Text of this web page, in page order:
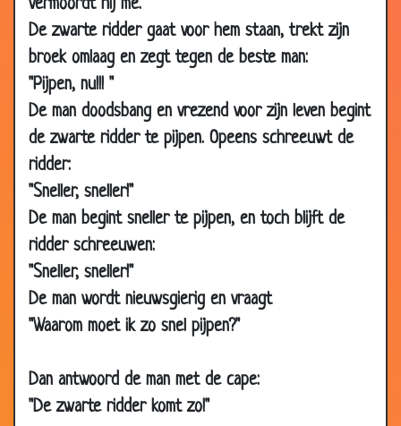
vermoordt hij me."
De zwarte ridder gaat voor hem staan, trekt zijn
broek omlaag en zegt tegen de beste man:
"Pijpen, nu!!! "
De man doodsbang en vrezend voor zijn leven begint
de zwarte ridder te pijpen. Opeens schreeuwt de
ridder:
"Sneller, sneller!"
De man begint sneller te pijpen, en toch blijft de
ridder schreeuwen:
"Sneller, sneller!"
De man wordt nieuwsgierig en vraagt
"Waarom moet ik zo snel pijpen?"
Dan antwoord de man met de cape:
"De zwarte ridder komt zo!"
10 Jun
Prostituee 3.31
09 Jun
2006
Hell's Angel
2006
Papegaai zonder pootjes 3.60
04 Jun
2006
22 May
2006
Chinees 3.55
18 May
2006
3 Fruitstukken
29 Apr
Geslachtsorgaan
28 Apr
2006
"de goede oude tijd"